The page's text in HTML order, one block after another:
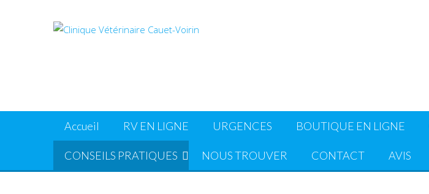
Accueil RV EN LIGNE URGENCES BOUTIQUE EN LIGNE
CONSEILS PRATIQUES NOUS TROUVER CONTACT AVIS